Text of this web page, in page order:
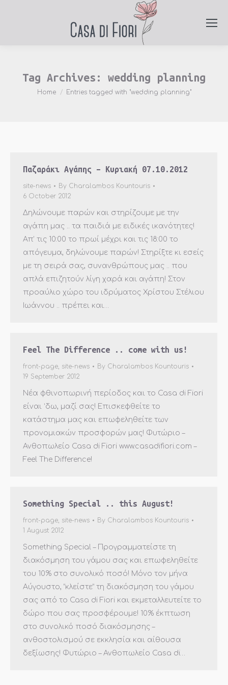
Tag Archives: wedding planning
You are here:
Home Entries tagged with "wedding planning"
Παζαράκι Αγάπης – Κυριακή 07.10.2012
site-news By Charalambos Kountouris
6 October 2012
Δηλώνουμε παρών και στηρίζουμε με την
αγάπη μας .. τα παιδιά με ειδικές ικανότητες!
Απ’ τις 10:00 το πρωί μέχρι και τις 18:00 το
απόγευμα, δηλώνουμε παρών! Στηρίξτε κι εσείς
με τη σειρά σας, συνανθρώπους μας .. που
απλά επιζητούν λίγη χαρά και αγάπη! Στον
προαύλιο χώρο του ιδρύματος Χρίστου Στέλιου
Ιωάννου .. πρέπει και…
Feel The Difference .. come with us!
front-page, site-news By Charalambos Kountouris
19 September 2012
Νέα φθινοπωρινή περίοδος και το Casa di Fiori
είναι ‘δω, μαζί σας! Επισκεφθείτε το
κατάστημα μας και επωφεληθείτε των
προνομιακών προσφορών μας! Φυτώριο –
Ανθοπωλείο Casa di Fiori www.casadifiori.com –
Feel The Difference!
Something Special .. this August!
front-page, site-news By Charalambos Kountouris
1 August 2012
Something Special – Προγραμματείστε τη
διακόσμηση του γάμου σας και επωφεληθείτε
του 10% στο συνολικό ποσό! Μόνο τον μήνα
Αύγουστο, “κλείστε” τη διακόσμηση του γάμου
σας από το Casa di Fiori και εκμεταλλευτείτε το
δώρο που σας προσφέρουμε! 10% έκπτωση
στο συνολικό ποσό διακόσμησης –
ανθοστολισμού σε εκκλησία και αίθουσα
δεξίωσης! Φυτώριο – Ανθοπωλείο Casa di…